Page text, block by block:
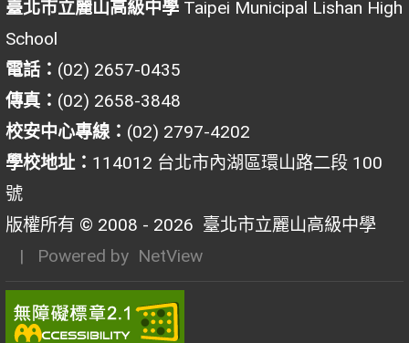
臺北市立麗山高級中學 Taipei Municipal Lishan High
School
電話： (02) 2657-0435
傳真： (02) 2658-3848
校安中心專線： (02) 2797-4202
學校地址： 114012 台北市內湖區環山路二段 100
號
版權所有 © 2008 - 2026 臺北市立麗山高級中學
| Powered by NetView